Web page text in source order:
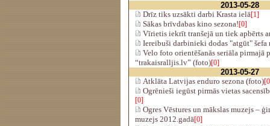
2013-05-28
Drīz tiks uzsākti darbi Krasta ielā[1]
Sākas brīvdabas kino sezona![0]
Vīrietis iekrīt tranšejā un tiek apbērts
Iereibuši darbinieki dodas "atgūt" šefa
Velo foto orientēšan​ās seriāla pirmajā
“trakaisra​lljis.lv” (foto)[0]
2013-05-27
Atklāta Latvijas enduro sezona (foto)
Ogrēnieši iegūst pirmās vietas
[0]
Ogres Vēstures un mākslas muzejs –
muzejs 2012.gadā[0]